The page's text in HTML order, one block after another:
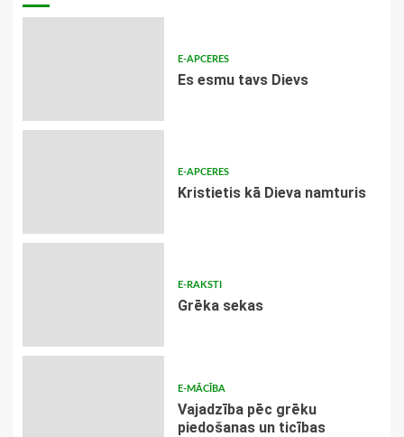
E-APCERES
Es esmu tavs Dievs
E-APCERES
Kristietis kā Dieva namturis
E-RAKSTI
Grēka sekas
E-MĀCĪBA
Vajadzība pēc grēku
piedošanas un ticības